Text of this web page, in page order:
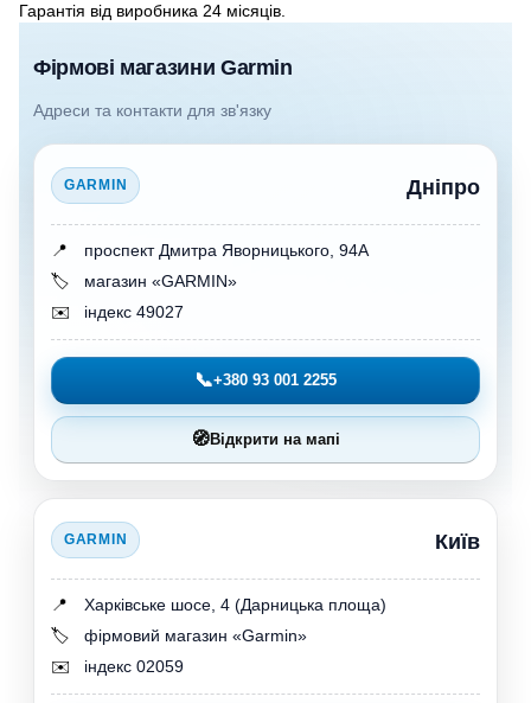
Гарантія від виробника 24 місяців.
Фірмові магазини Garmin
Адреси та контакти для зв'язку
GARMIN Дніпро
📍
проспект Дмитра Яворницького, 94А
🏷️
магазин «GARMIN»
✉️
індекс 49027
📞+380 93 001 2255
🧭Відкрити на мапі
GARMIN Київ
📍
Харківське шосе, 4 (Дарницька площа)
🏷️
фірмовий магазин «Garmin»
✉️
індекс 02059